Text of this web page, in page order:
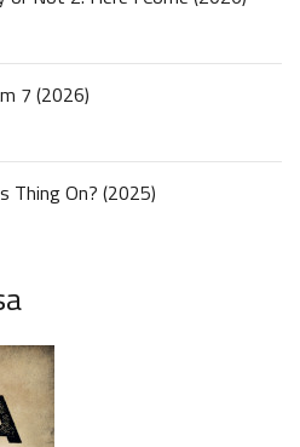
7 (2026)
Thing On? (2025)